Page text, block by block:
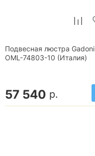
Подвесная люстра Gadoni
OML-74803-10 (Италия)
57 540 р.